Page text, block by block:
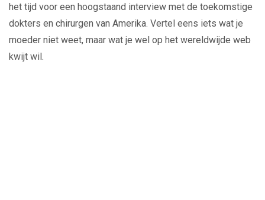
het tijd voor een hoogstaand interview met de toekomstige
dokters en chirurgen van Amerika. Vertel eens iets wat je
moeder niet weet, maar wat je wel op het wereldwijde web
kwijt wil.